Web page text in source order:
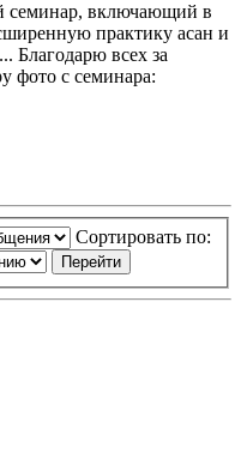
семинар, включающий в
практику асан и
Благодарю всех за
фото с семинара:
Сортировать по: